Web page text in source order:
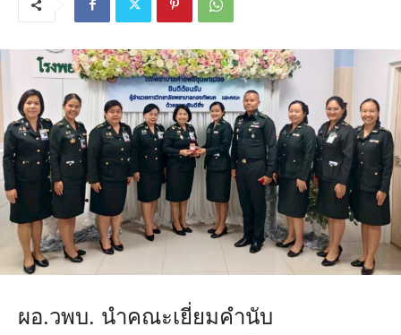
ผอ.วพบ. นำคณะเยี่ยมคำนับ